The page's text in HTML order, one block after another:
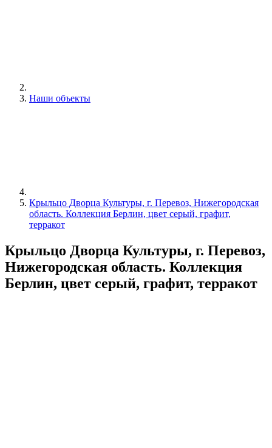
Наши объекты
Крыльцо Дворца Культуры, г. Перевоз, Нижегородская
область. Коллекция Берлин, цвет серый, графит,
терракот
Крыльцо Дворца Культуры, г. Перевоз,
Нижегородская область. Коллекция
Берлин, цвет серый, графит, терракот